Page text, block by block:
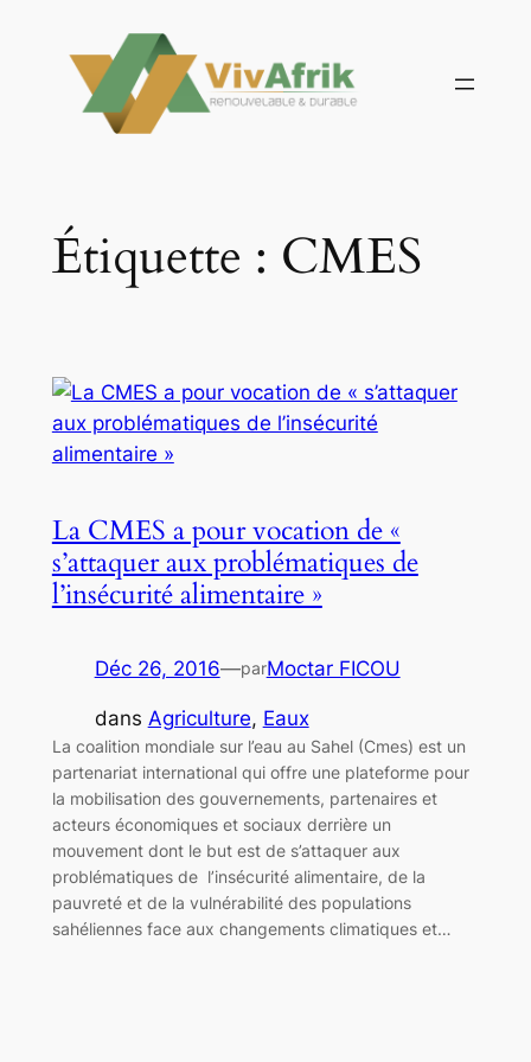
contenu
Étiquette : CMES
La CMES a pour vocation de «
s’attaquer aux problématiques de
l’insécurité alimentaire »
Déc 26, 2016—parMoctar FICOU
dans Agriculture, Eaux
La coalition mondiale sur l’eau au Sahel (Cmes) est un
partenariat international qui offre une plateforme pour
la mobilisation des gouvernements, partenaires et
acteurs économiques et sociaux derrière un
mouvement dont le but est de s’attaquer aux
problématiques de l’insécurité alimentaire, de la
pauvreté et de la vulnérabilité des populations
sahéliennes face aux changements climatiques et…